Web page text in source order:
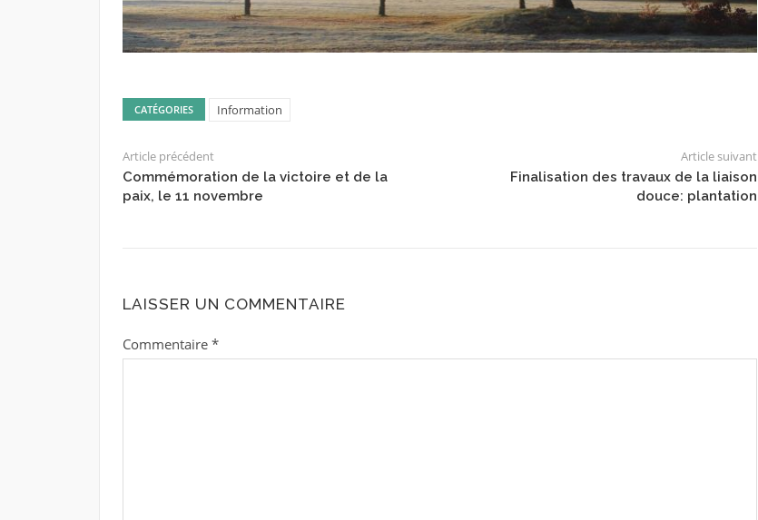
CATÉGORIES Information
Article précédent
Commémoration de la victoire et de la
paix, le 11 novembre
Article suivant
Finalisation des travaux de la liaison
douce: plantation
LAISSER UN COMMENTAIRE
Commentaire *